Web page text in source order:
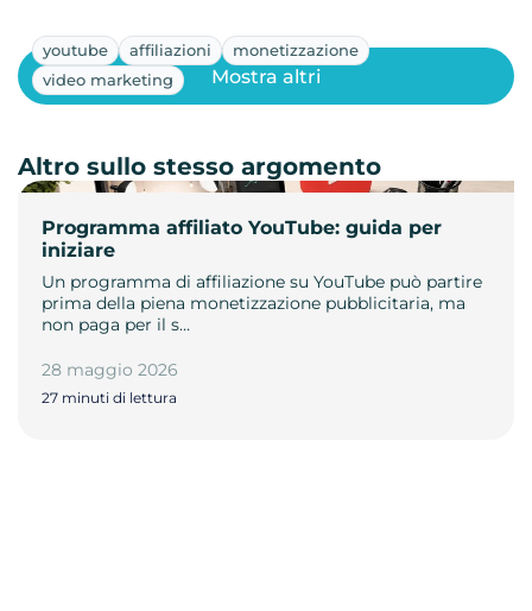
youtube affiliazioni
monetizzazione
video marketing
Programma affiliato YouTube: guida per
iniziare
Un programma di affiliazione su YouTube può partire
prima della piena monetizzazione pubblicitaria, ma
non paga per il s…
28 maggio 2026
27 minuti di lettura
Mostra altri
Altro sullo stesso argomento